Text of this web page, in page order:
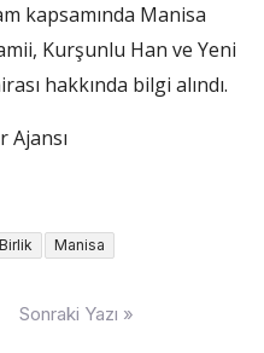
kapsamında Manisa
Kurşunlu Han ve Yeni
hakkında bilgi alındı.
Ajansı
Birlik Manisa
Sonraki Yazı »